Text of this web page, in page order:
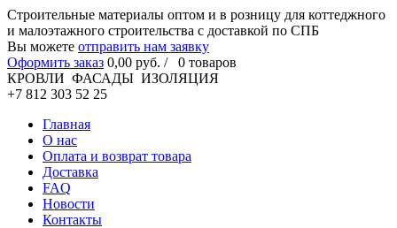
Cтроительные материалы оптом и в розницу для коттеджного
и малоэтажного строительства с доставкой по СПБ
Вы можете отправить нам заявку
Оформить заказ 0,00 руб. / 0 товаров
КРОВЛИ ФАСАДЫ ИЗОЛЯЦИЯ
+7 812 303 52 25
Главная
О нас
Оплата и возврат товара
Доставка
FAQ
Новости
Контакты